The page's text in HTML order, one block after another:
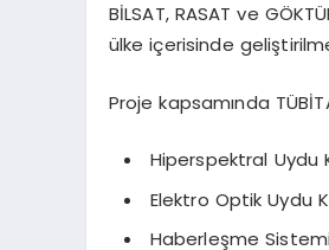
BİLSAT, RASAT ve
ülke içerisinde
Proje kapsamında
Hiperspektral Uydu
Elektro Optik Uydu
Haberleşme Sistemi